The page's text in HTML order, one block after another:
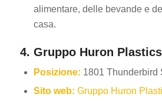
alimentare, delle bevande e
casa.
4. Gruppo Huron Plastics
Posizione: 1801 Thunderbird
Sito web: Gruppo Huron